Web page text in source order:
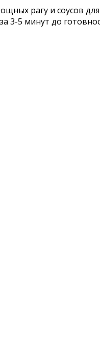
рагу и соусов
3-5 минут до